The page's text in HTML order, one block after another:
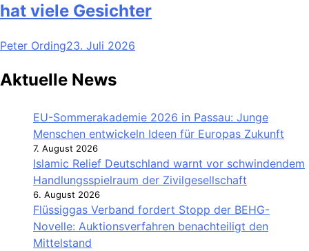
hat viele Gesichter
Peter Ording23. Juli 2026
Aktuelle News
EU-Sommerakademie 2026 in Passau: Junge
Menschen entwickeln Ideen für Europas Zukunft
7. August 2026
Islamic Relief Deutschland warnt vor schwindendem
Handlungsspielraum der Zivilgesellschaft
6. August 2026
Flüssiggas Verband fordert Stopp der BEHG-
Novelle: Auktionsverfahren benachteiligt den
Mittelstand